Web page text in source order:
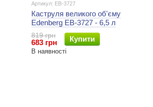
Артикул: EB-3727
Каструля великого об'єму
Edenberg EB-3727 - 6,5 л
819 грн
683 грн Купити
В наявності